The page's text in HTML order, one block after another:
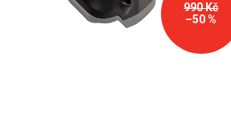
990 Kč
–50 %